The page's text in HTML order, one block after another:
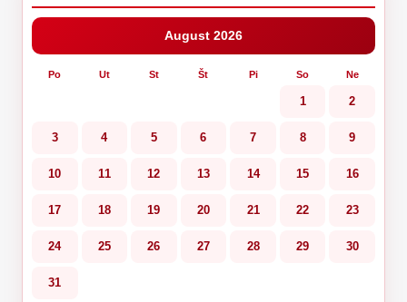
August 2026
Po Ut St Št Pi So Ne
1 2
3 4 5 6 7 8 9
10 11 12 13 14 15 16
17 18 19 20 21 22 23
24 25 26 27 28 29 30
31